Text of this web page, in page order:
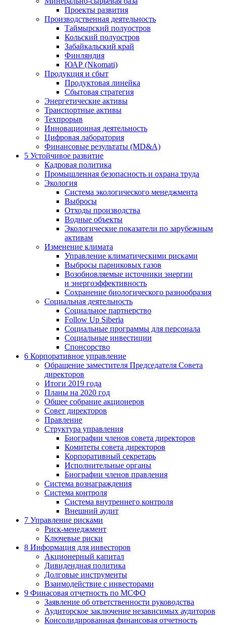
Проекты развития
Производственная деятельность
Таймырский полуостров
Кольский полуостров
Забайкальский край
Финляндия
ЮАР (Nkomati)
Продукция и сбыт
Продуктовая линейка
Сбытовая стратегия
Энергетические активы
Транспортные активы
Техпрорыв
Инновационная деятельность
Цифровая лаборатория
Финансовые результаты (MD&A)
5 Устойчивое развитие
Кадровая политика
Промышленная безопасность и охрана труда
Экология
Система экологического менеджмента
Выбросы
Отходы производства
Водные объекты
Экологические показатели по зарубежным
активам
Изменение климата
Управление климатическими рисками
Выбросы парниковых газов
Возобновляемые источники энергии
и энергоэффективность
Сохранение биологического разнообразия
Социальная деятельность
Социальное партнерство
Follow Up Siberia
Социальные программы для персонала
Социальные инвестиции
Спонсорство
6 Корпоративное управление
Обращение заместителя Председателя Совета
директоров
Итоги 2019 года
Планы на 2020 год
Общее собрание акционеров
Совет директоров
Правление
Структура управления
Биографии членов совета директоров
Комитеты совета директоров
Корпоративный секретарь
Исполнительные органы
Биографии членов правления
Система вознаграждения
Система контроля
Система внутреннего контроля
Внешний аудит
7 Управление рисками
Риск-менеджмент
Ключевые риски
8 Информация для инвесторов
Акционерный капитал
Дивидендная политика
Долговые инструменты
Взаимодействие с инвеcторами
9 Финасовая отчетность по МСФО
Заявление об ответственности руководства
Аудиторское заключение независимых аудиторов
Консолидированная финансовая отчетность